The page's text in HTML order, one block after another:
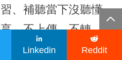

Linkedin

Reddit
、補聽當下沒聽懂
、不上傳、不轉
視為合理使用或內
